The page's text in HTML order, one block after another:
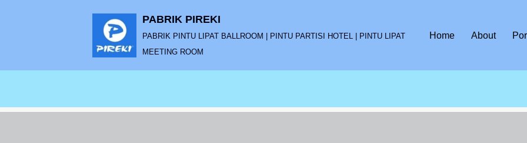
PABRIK PIREKI
PABRIK PINTU LIPAT BALLROOM | PINTU PARTISI HOTEL | PINTU LIPAT
MEETING ROOM
Home About